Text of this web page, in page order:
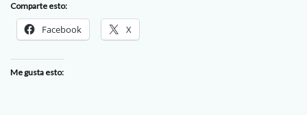
Comparte esto:
Facebook X
Me gusta esto: